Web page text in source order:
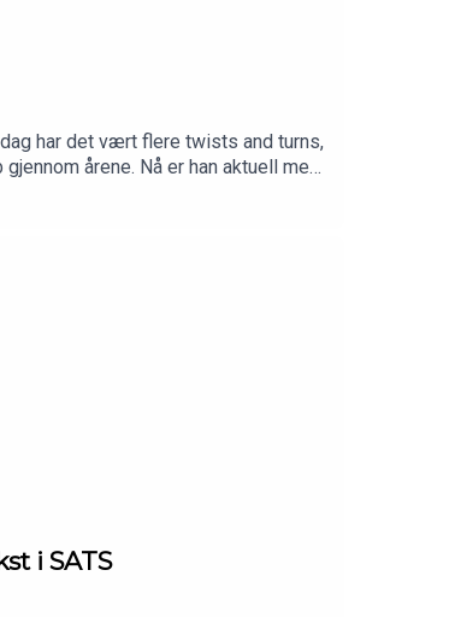
har det vært flere twists and turns,
årene. Nå er han aktuell med
like mye som vi gjorde. Husk å
i SATS